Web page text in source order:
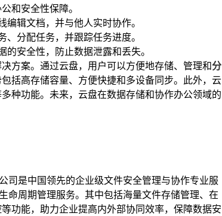
和安全性保障。
辑文档，并与他人实时协作。
分配任务，并跟踪任务进度。
安全性，防止数据泄露和丢失。
方案。通过云盘，用户可以方便地存储、管理和分
括高存储容量、方便快捷和多设备同步。此外，云
种功能。未来，云盘在数据存储和协作办公领域的
是中国领先的企业级文件安全管理与协作专业服
命周期管理服务。其中包括海量文件存储管理、在
功能，助力企业提高内外部协同效率，保障数据安